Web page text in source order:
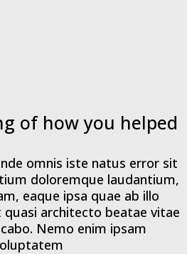
of how you helped
omnis iste natus error sit
doloremque laudantium,
eaque ipsa quae ab illo
architecto beatae vitae
Nemo enim ipsam